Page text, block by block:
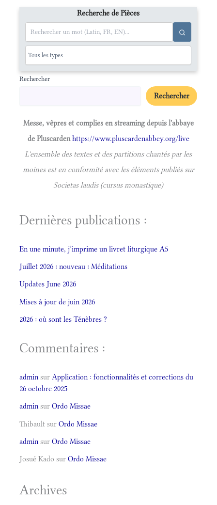
Recherche de Pièces
Rechercher
Rechercher
Messe, vêpres et complies en streaming depuis l'abbaye
de Pluscardenhttps://www.pluscardenabbey.org/live
L'ensemble des textes et des partitions chantés par les
moines est en conformité avec les éléments publiés sur
Societas laudis (cursus monastique)
Dernières publications :
En une minute, j’imprime un livret liturgique A5
Juillet 2026 : nouveau : Méditations
Updates June 2026
Mises à jour de juin 2026
2026 : où sont les Ténèbres ?
Commentaires :
admin sur Application : fonctionnalités et corrections du
26 octobre 2025
admin sur Ordo Missae
Thibault sur Ordo Missae
admin sur Ordo Missae
Josué Kado sur Ordo Missae
Archives